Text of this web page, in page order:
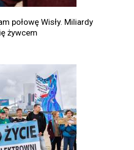
połowę Wisły. Miliardy
żywcem